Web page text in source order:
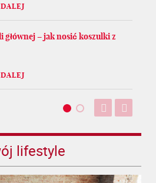
głównej – jak nosić koszulki z
lifestyle